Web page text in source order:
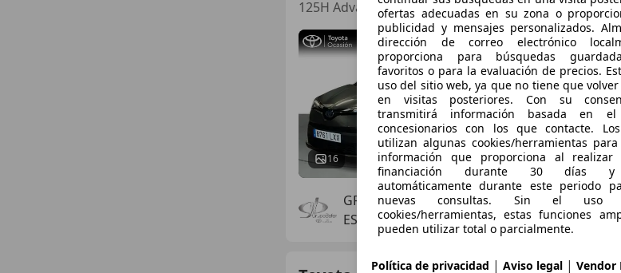
125H Advance
16
€ 22.990
05/2022
GRUPOBAFER BURGOS
ES-09195 VILLAGONZALO PEDERNALES
ofertas adecuadas en su zona o
publicidad y mensajes personalizados.
dirección de correo electrónico
proporciona para búsquedas
favoritos o para la evaluación de precios.
uso del sitio web, ya que no tiene que
en visitas posteriores. Con su
transmitirá información basada en
concesionarios con los que contacte.
utilizan algunas cookies/herramientas
información que proporciona al realizar
financiación durante 30 días y
automáticamente durante este periodo
nuevas consultas. Sin el uso
cookies/herramientas, estas funciones
pueden utilizar total o parcialmente.
Política de privacidad | Aviso legal | Vendor